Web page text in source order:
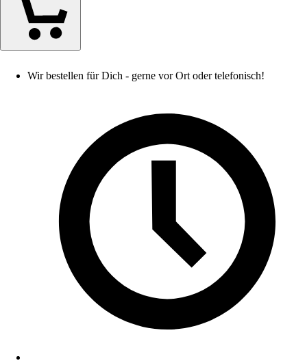
Wir bestellen für Dich - gerne vor Ort oder telefonisch!